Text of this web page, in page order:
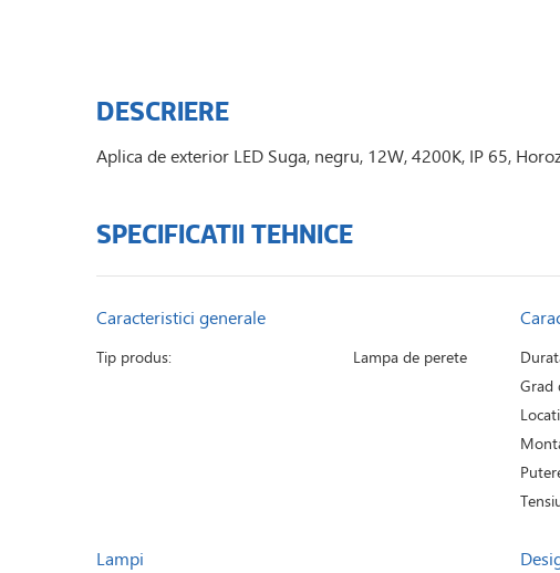
DESCRIERE
Aplica de exterior LED Suga, negru, 12W, 4200K, IP 65,
SPECIFICATII TEHNICE
Caracteristici generale
Tip produs: Lampa de perete
Grad
Lampi